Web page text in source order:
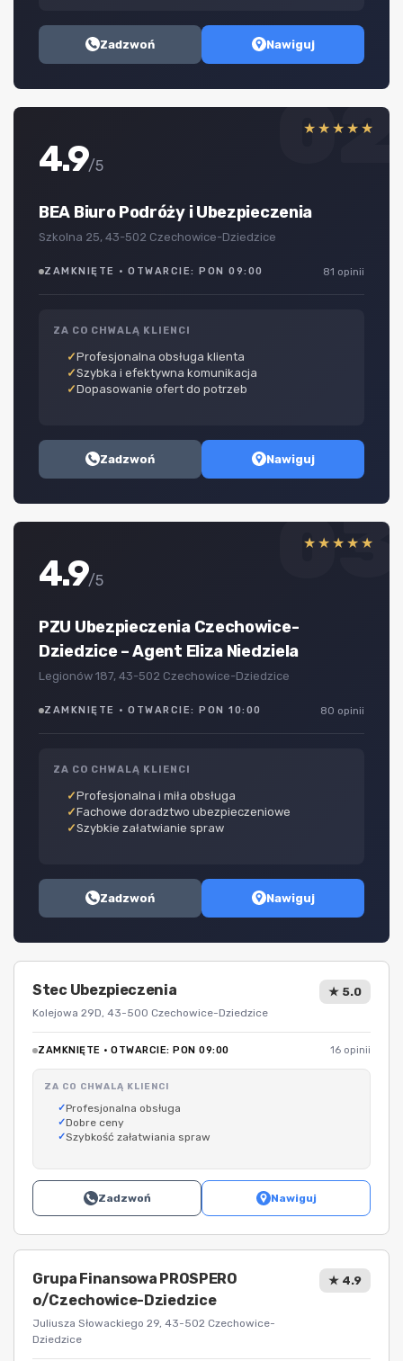
Zadzwoń Nawiguj
02
★★★★★
4.9/5
BEA Biuro Podróży i Ubezpieczenia
Szkolna 25, 43-502 Czechowice-Dziedzice
ZAMKNIĘTE · OTWARCIE: PON 09:00 81 opinii
ZA CO CHWALĄ KLIENCI
Profesjonalna obsługa klienta
Szybka i efektywna komunikacja
Dopasowanie ofert do potrzeb
Zadzwoń Nawiguj
03
★★★★★
4.9/5
PZU Ubezpieczenia Czechowice-
Dziedzice – Agent Eliza Niedziela
Legionów 187, 43-502 Czechowice-Dziedzice
ZAMKNIĘTE · OTWARCIE: PON 10:00 80 opinii
ZA CO CHWALĄ KLIENCI
Profesjonalna i miła obsługa
Fachowe doradztwo ubezpieczeniowe
Szybkie załatwianie spraw
Zadzwoń Nawiguj
Stec Ubezpieczenia
Kolejowa 29D, 43-500 Czechowice-Dziedzice
★ 5.0
ZAMKNIĘTE · OTWARCIE: PON 09:00 16 opinii
ZA CO CHWALĄ KLIENCI
Profesjonalna obsługa
Dobre ceny
Szybkość załatwiania spraw
Zadzwoń Nawiguj
Grupa Finansowa PROSPERO
o/Czechowice-Dziedzice
Juliusza Słowackiego 29, 43-502 Czechowice-
Dziedzice
★ 4.9